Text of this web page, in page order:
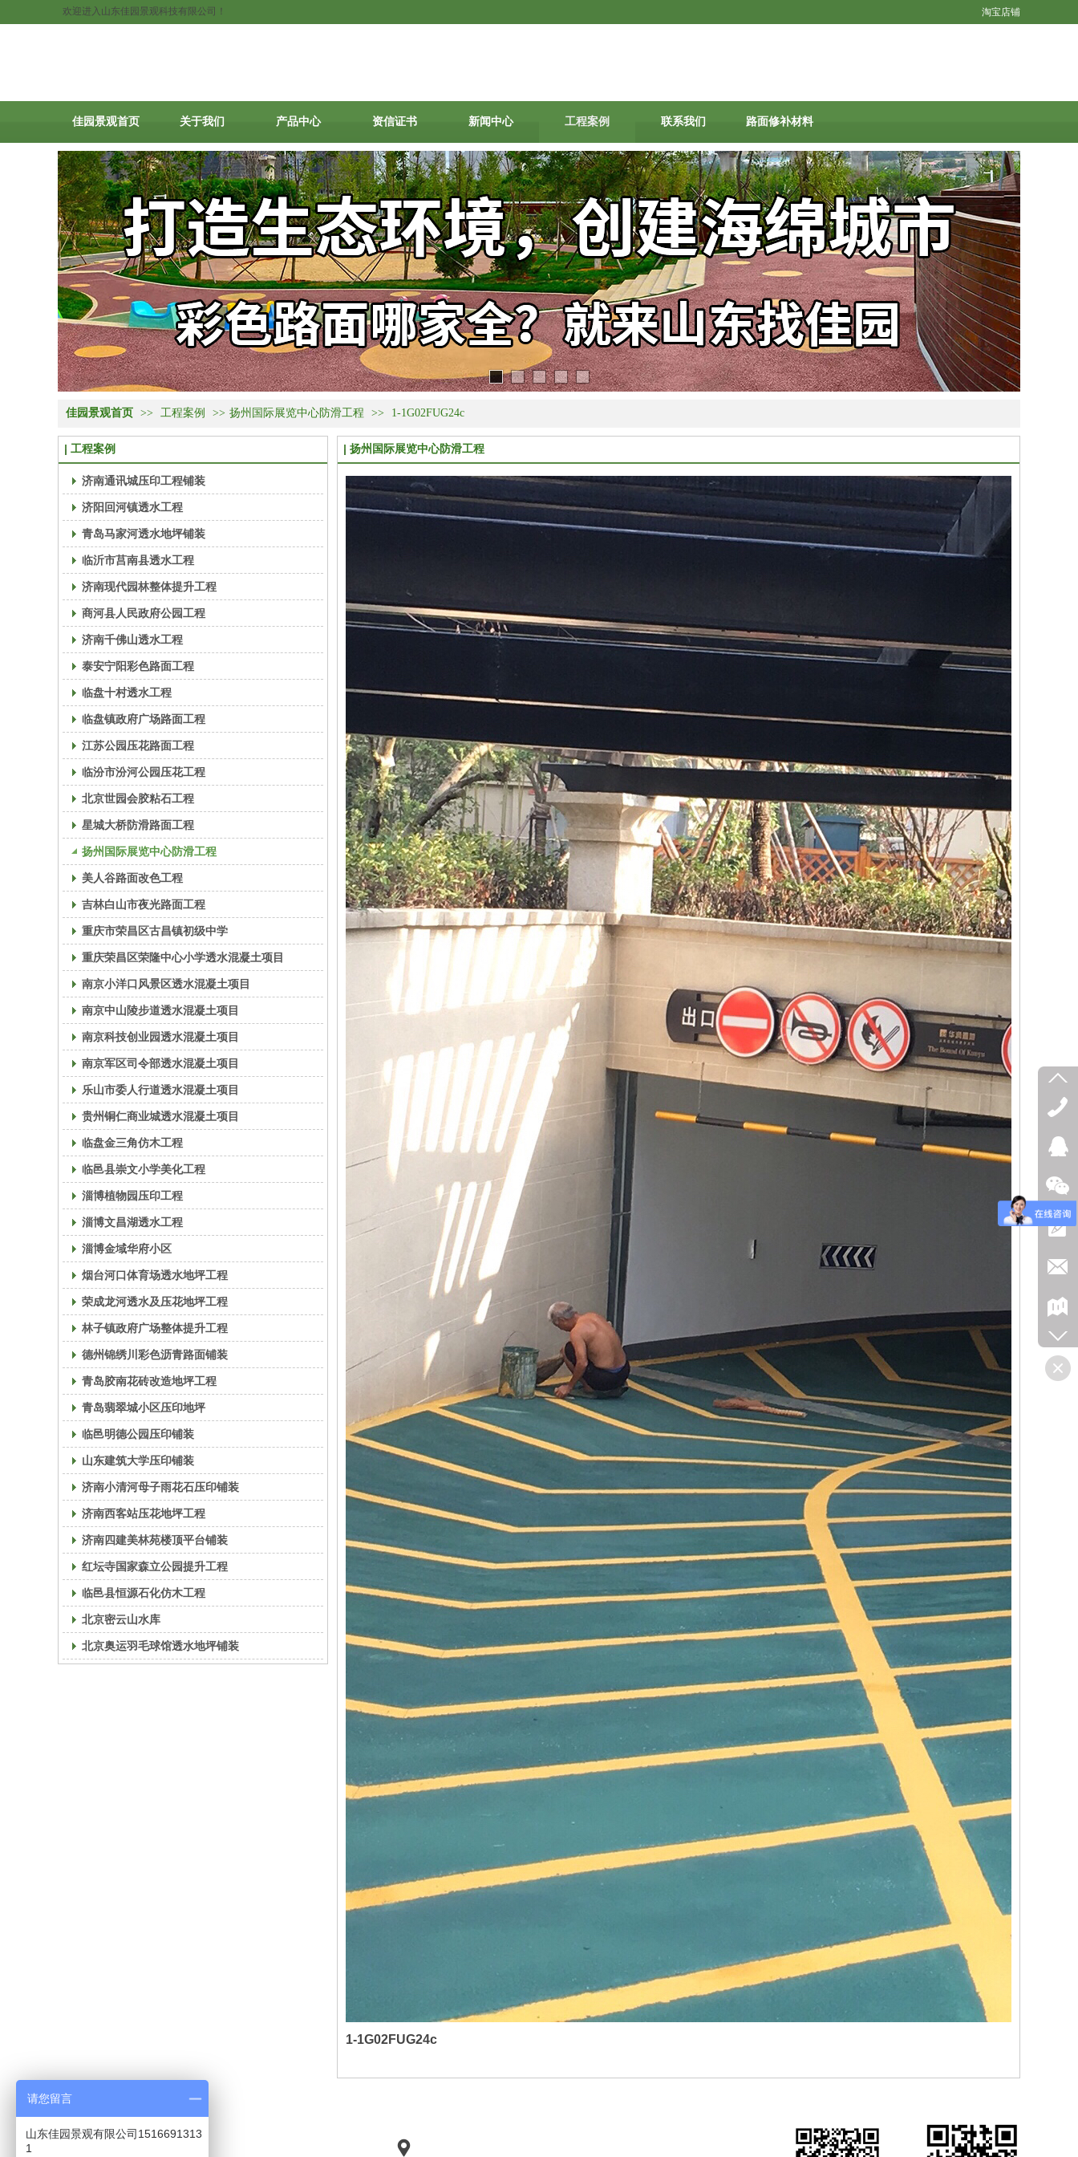
欢迎进入山东佳园景观科技有限公司！ 淘宝店铺
佳园景观首页 关于我们 产品中心 资信证书 新闻中心 工程案例 联系我们 路面修补材料
佳园景观首页 >> 工程案例 >> 扬州国际展览中心防滑工程 >> 1-1G02FUG24c
工程案例
济南通讯城压印工程铺装
济阳回河镇透水工程
青岛马家河透水地坪铺装
临沂市莒南县透水工程
济南现代园林整体提升工程
商河县人民政府公园工程
济南千佛山透水工程
泰安宁阳彩色路面工程
临盘十村透水工程
临盘镇政府广场路面工程
江苏公园压花路面工程
临汾市汾河公园压花工程
北京世园会胶粘石工程
星城大桥防滑路面工程
扬州国际展览中心防滑工程
美人谷路面改色工程
吉林白山市夜光路面工程
重庆市荣昌区古昌镇初级中学
重庆荣昌区荣隆中心小学透水混凝土项目
南京小洋口风景区透水混凝土项目
南京中山陵步道透水混凝土项目
南京科技创业园透水混凝土项目
南京军区司令部透水混凝土项目
乐山市委人行道透水混凝土项目
贵州铜仁商业城透水混凝土项目
临盘金三角仿木工程
临邑县崇文小学美化工程
淄博植物园压印工程
淄博文昌湖透水工程
淄博金域华府小区
烟台河口体育场透水地坪工程
荣成龙河透水及压花地坪工程
林子镇政府广场整体提升工程
德州锦绣川彩色沥青路面铺装
青岛胶南花砖改造地坪工程
青岛翡翠城小区压印地坪
临邑明德公园压印铺装
山东建筑大学压印铺装
济南小清河母子雨花石压印铺装
济南西客站压花地坪工程
济南四建美林苑楼顶平台铺装
红坛寺国家森立公园提升工程
临邑县恒源石化仿木工程
北京密云山水库
北京奥运羽毛球馆透水地坪铺装
扬州国际展览中心防滑工程
1-1G02FUG24c
山东佳园景观科技有限公司
请您留言
山东佳园景观有限公司1516691313
1